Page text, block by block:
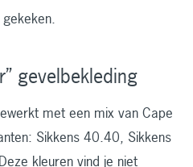
gevelbekleding
met een mix van Cape
Sikkens 40.40, Sikkens
kleuren vind je niet